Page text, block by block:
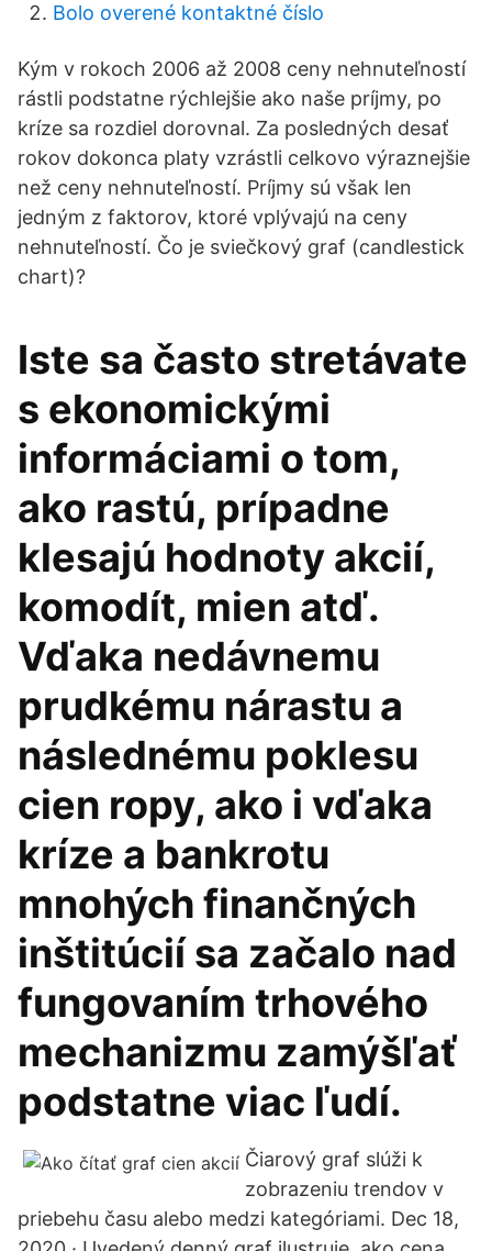
Bolo overené kontaktné číslo
Kým v rokoch 2006 až 2008 ceny nehnuteľností
rástli podstatne rýchlejšie ako naše príjmy, po
kríze sa rozdiel dorovnal. Za posledných desať
rokov dokonca platy vzrástli celkovo výraznejšie
než ceny nehnuteľností. Príjmy sú však len
jedným z faktorov, ktoré vplývajú na ceny
nehnuteľností. Čo je sviečkový graf (candlestick
chart)?
Iste sa často stretávate
s ekonomickými
informáciami o tom,
ako rastú, prípadne
klesajú hodnoty akcií,
komodít, mien atď.
Vďaka nedávnemu
prudkému nárastu a
následnému poklesu
cien ropy, ako i vďaka
kríze a bankrotu
mnohých finančných
inštitúcií sa začalo nad
fungovaním trhového
mechanizmu zamýšľať
podstatne viac ľudí.
Čiarový graf slúži k
zobrazeniu trendov v
priebehu času alebo medzi kategóriami. Dec 18,